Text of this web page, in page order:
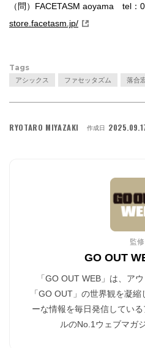
（問）FACETASM aoyama tel
store.facetasm.jp/
Tags
アシックス ファセッタズム 落合
RYOTARO MIYAZAKI 作成日
監修
GO OUT
「GO OUT WEB」は、ア
「GO OUT」の世界観を凝
ーな情報を毎日発信してい
ルのNo.1ウェブマガ